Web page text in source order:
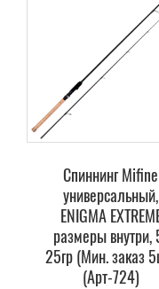
Спиннинг Mifine
универсальный,
ENIGMA
размеры внутри,
25гр (Мин. заказ
(Арт-724)